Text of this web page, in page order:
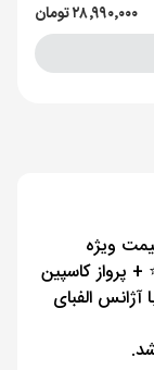
۲۸٬۹۹۰٬۰۰۰ تومان
8 روز ارزان قیمت ویژه
های 3 تا 5 ستاره ⭐️ + پرواز کاسپین
الفبای